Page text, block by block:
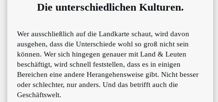
Die unterschiedlichen Kulturen.
Wer ausschließlich auf die Landkarte schaut, wird davon
ausgehen, dass die Unterschiede wohl so groß nicht sein
können. Wer sich hingegen genauer mit Land & Leuten
beschäftigt, wird schnell feststellen, dass es in einigen
Bereichen eine andere Herangehensweise gibt. Nicht besser
oder schlechter, nur anders. Und das betrifft auch die
Geschäftswelt.